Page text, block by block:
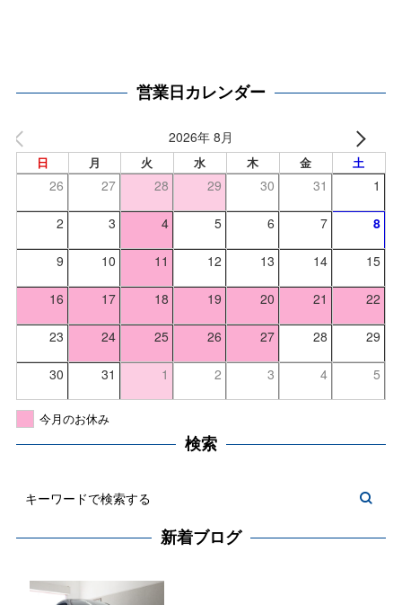
営業日カレンダー
2026年 8月
日 月 火 水 木 金 土
26 27 28 29 30 31 1
2 3 4 5 6 7 8
9 10 11 12 13 14 15
16 17 18 19 20 21 22
23 24 25 26 27 28 29
30 31 1 2 3 4 5
今月のお休み
検索
新着ブログ